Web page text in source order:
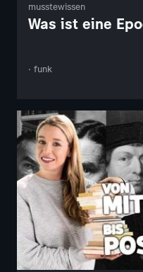
musstewissen
Was ist eine
· funk